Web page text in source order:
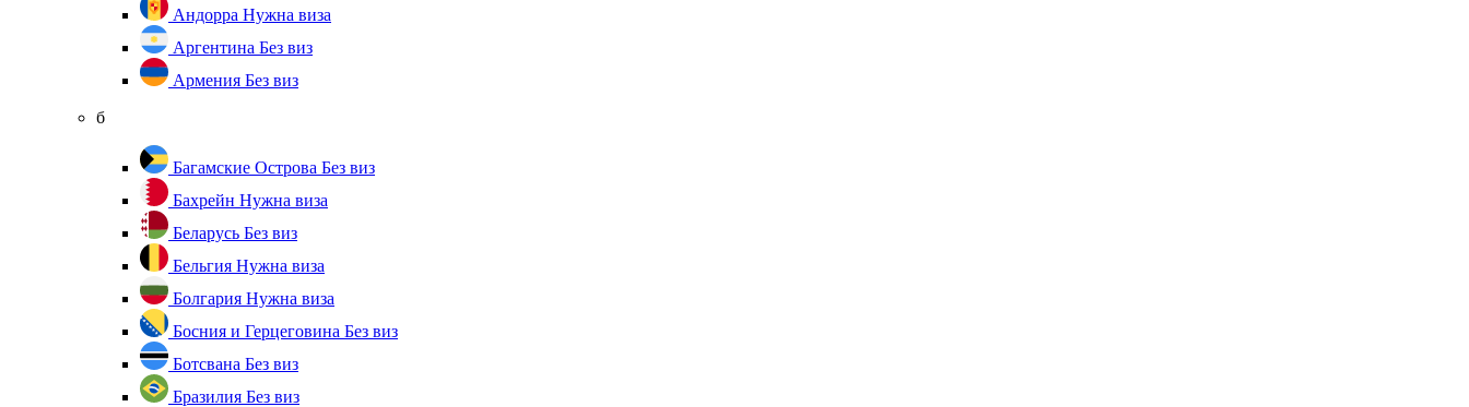
Андорра Нужна виза
Аргентина Без виз
Армения Без виз
б
Багамские Острова Без виз
Бахрейн Нужна виза
Беларусь Без виз
Бельгия Нужна виза
Болгария Нужна виза
Босния и Герцеговина Без виз
Ботсвана Без виз
Бразилия Без виз